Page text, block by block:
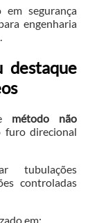
segurança
engenharia
destaque
método não
direcional
tubulações
controladas
em: